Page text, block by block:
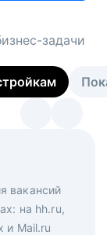
задачи
вакансий
на hh.ru,
и Mail.ru
странице
возьмутся